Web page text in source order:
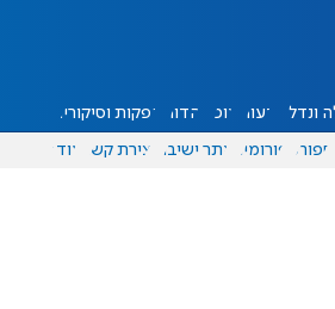
ונדל"ן דעות אוכל יהדות הפקות וסיקורים
ספורט פורומים אתר ישיבה יצירת קשר עוד